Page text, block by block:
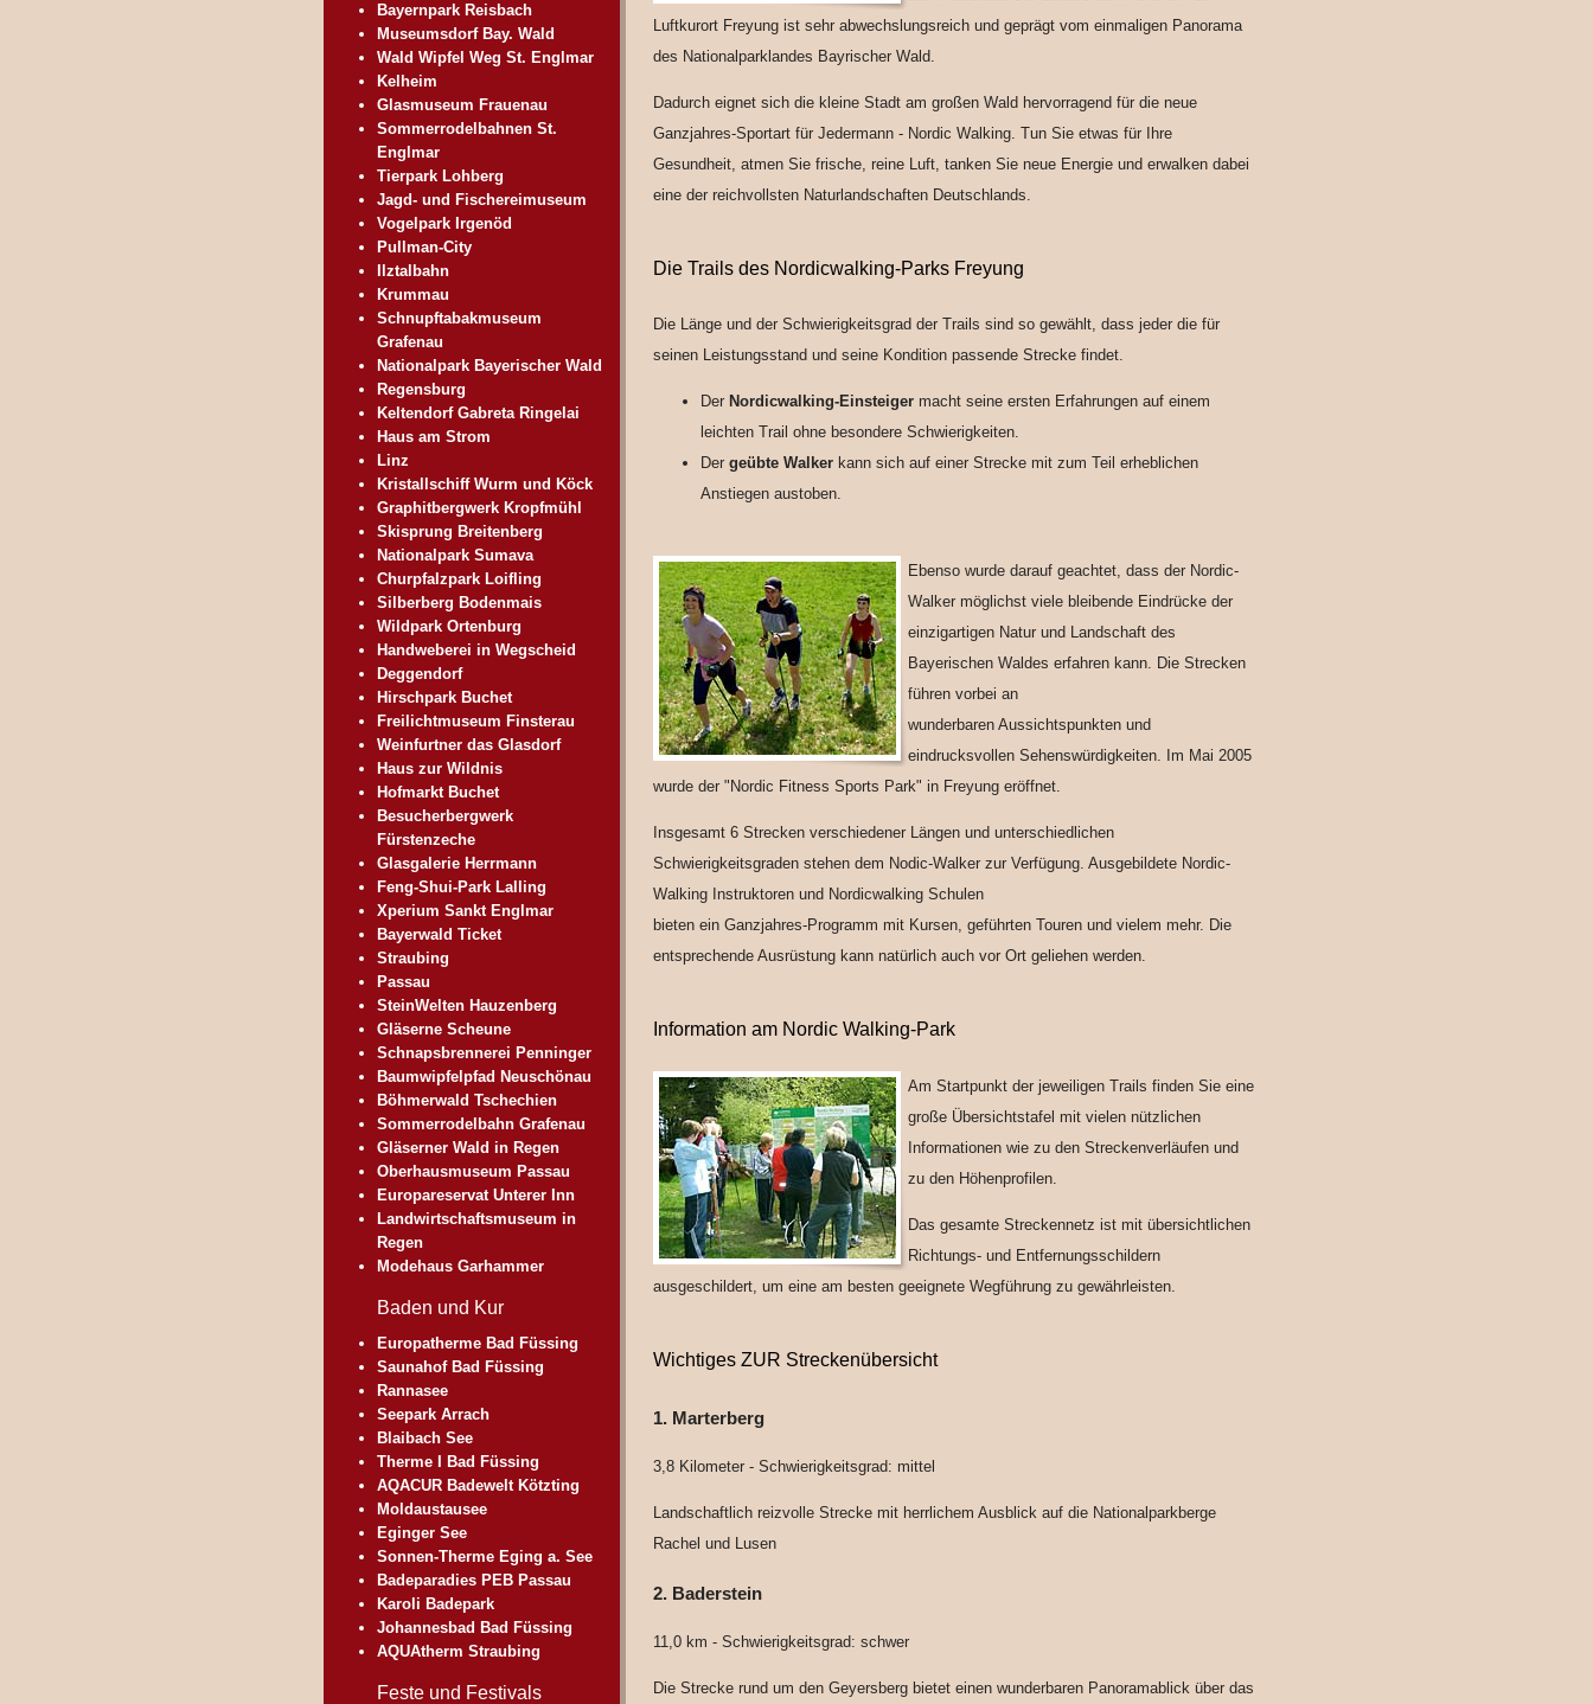
Bayernpark Reisbach
Museumsdorf Bay. Wald
Wald Wipfel Weg St. Englmar
Kelheim
Glasmuseum Frauenau
Sommerrodelbahnen St.
Englmar
Tierpark Lohberg
Jagd- und Fischereimuseum
Vogelpark Irgenöd
Pullman-City
Ilztalbahn
Krummau
Schnupftabakmuseum
Grafenau
Nationalpark Bayerischer Wald
Regensburg
Keltendorf Gabreta Ringelai
Haus am Strom
Linz
Kristallschiff Wurm und Köck
Graphitbergwerk Kropfmühl
Skisprung Breitenberg
Nationalpark Sumava
Churpfalzpark Loifling
Silberberg Bodenmais
Wildpark Ortenburg
Handweberei in Wegscheid
Deggendorf
Hirschpark Buchet
Freilichtmuseum Finsterau
Weinfurtner das Glasdorf
Haus zur Wildnis
Hofmarkt Buchet
Besucherbergwerk
Fürstenzeche
Glasgalerie Herrmann
Feng-Shui-Park Lalling
Xperium Sankt Englmar
Bayerwald Ticket
Straubing
Passau
SteinWelten Hauzenberg
Gläserne Scheune
Schnapsbrennerei Penninger
Baumwipfelpfad Neuschönau
Böhmerwald Tschechien
Sommerrodelbahn Grafenau
Gläserner Wald in Regen
Oberhausmuseum Passau
Europareservat Unterer Inn
Landwirtschaftsmuseum in
Regen
Modehaus Garhammer
Baden und Kur
Europatherme Bad Füssing
Saunahof Bad Füssing
Rannasee
Seepark Arrach
Blaibach See
Therme I Bad Füssing
AQACUR Badewelt Kötzting
Moldaustausee
Eginger See
Sonnen-Therme Eging a. See
Badeparadies PEB Passau
Karoli Badepark
Johannesbad Bad Füssing
AQUAtherm Straubing
Feste und Festivals
Luftkurort Freyung ist sehr abwechslungsreich und geprägt vom einmaligen Panorama
des Nationalparklandes Bayrischer Wald.
Dadurch eignet sich die kleine Stadt am großen Wald hervorragend für die neue
Ganzjahres-Sportart für Jedermann - Nordic Walking. Tun Sie etwas für Ihre
Gesundheit, atmen Sie frische, reine Luft, tanken Sie neue Energie und erwalken dabei
eine der reichvollsten Naturlandschaften Deutschlands.
Die Trails des Nordicwalking-Parks Freyung
Die Länge und der Schwierigkeitsgrad der Trails sind so gewählt, dass jeder die für
seinen Leistungsstand und seine Kondition passende Strecke findet.
Der Nordicwalking-Einsteiger macht seine ersten Erfahrungen auf einem
leichten Trail ohne besondere Schwierigkeiten.
Der geübte Walker kann sich auf einer Strecke mit zum Teil erheblichen
Anstiegen austoben.
Ebenso wurde darauf geachtet, dass der Nordic-
Walker möglichst viele bleibende Eindrücke der
einzigartigen Natur und Landschaft des
Bayerischen Waldes erfahren kann. Die Strecken
führen vorbei an
wunderbaren Aussichtspunkten und
eindrucksvollen Sehenswürdigkeiten. Im Mai 2005
wurde der "Nordic Fitness Sports Park" in Freyung eröffnet.
Insgesamt 6 Strecken verschiedener Längen und unterschiedlichen
Schwierigkeitsgraden stehen dem Nodic-Walker zur Verfügung. Ausgebildete Nordic-
Walking Instruktoren und Nordicwalking Schulen
bieten ein Ganzjahres-Programm mit Kursen, geführten Touren und vielem mehr. Die
entsprechende Ausrüstung kann natürlich auch vor Ort geliehen werden.
Information am Nordic Walking-Park
Am Startpunkt der jeweiligen Trails finden Sie eine
große Übersichtstafel mit vielen nützlichen
Informationen wie zu den Streckenverläufen und
zu den Höhenprofilen.
Das gesamte Streckennetz ist mit übersichtlichen
Richtungs- und Entfernungsschildern
ausgeschildert, um eine am besten geeignete Wegführung zu gewährleisten.
Wichtiges ZUR Streckenübersicht
1. Marterberg
3,8 Kilometer - Schwierigkeitsgrad: mittel
Landschaftlich reizvolle Strecke mit herrlichem Ausblick auf die Nationalparkberge
Rachel und Lusen
2. Baderstein
11,0 km - Schwierigkeitsgrad: schwer
Die Strecke rund um den Geyersberg bietet einen wunderbaren Panoramablick über das